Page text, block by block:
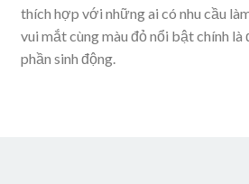
thích hợp với những ai có nhu cầu
vui mắt cùng màu đỏ nổi bật chính
phần sinh động.